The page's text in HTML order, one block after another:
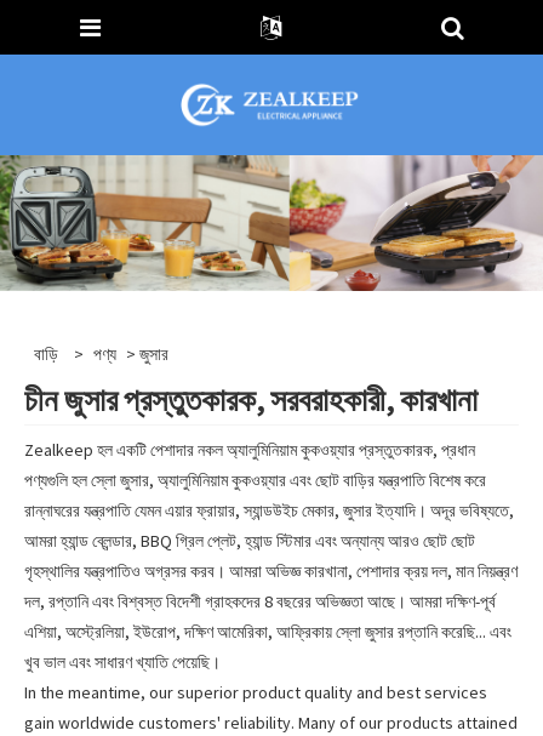
বাড়ি > পণ্য > জুসার
চীন জুসার প্রস্তুতকারক, সরবরাহকারী, কারখানা
Zealkeep হল একটি পেশাদার নকল অ্যালুমিনিয়াম কুকওয়্যার প্রস্তুতকারক, প্রধান
পণ্যগুলি হল স্লো জুসার, অ্যালুমিনিয়াম কুকওয়্যার এবং ছোট বাড়ির যন্ত্রপাতি বিশেষ করে
রান্নাঘরের যন্ত্রপাতি যেমন এয়ার ফ্রায়ার, স্যান্ডউইচ মেকার, জুসার ইত্যাদি। অদূর ভবিষ্যতে,
আমরা হ্যান্ড ব্লেন্ডার, BBQ গ্রিল প্লেট, হ্যান্ড স্টিমার এবং অন্যান্য আরও ছোট ছোট
গৃহস্থালির যন্ত্রপাতিও অগ্রসর করব। আমরা অভিজ্ঞ কারখানা, পেশাদার ক্রয় দল, মান নিয়ন্ত্রণ
দল, রপ্তানি এবং বিশ্বস্ত বিদেশী গ্রাহকদের 8 বছরের অভিজ্ঞতা আছে। আমরা দক্ষিণ-পূর্ব
এশিয়া, অস্ট্রেলিয়া, ইউরোপ, দক্ষিণ আমেরিকা, আফ্রিকায় স্লো জুসার রপ্তানি করেছি... এবং
খুব ভাল এবং সাধারণ খ্যাতি পেয়েছি।
In the meantime, our superior product quality and best services
gain worldwide customers' reliability. Many of our products attained